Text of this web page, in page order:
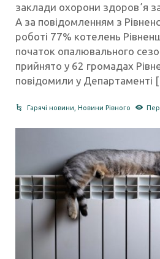
заклади охорони здоровʼя
А за повідомленням з
роботі 77% котелень
початок опалювального
прийнято у 62 громадах
повідомили у Департаменті
Гарячі новини ,Новини Рівного